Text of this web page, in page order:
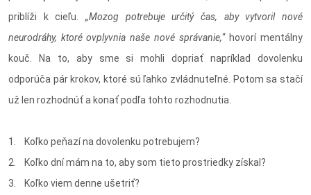
priblíži k cieľu. „Mozog potrebuje určitý čas, aby vytvoril nové
neurodráhy, ktoré ovplyvnia naše nové správanie,“ hovorí mentálny
kouč. Na to, aby sme si mohli dopriať napríklad dovolenku
odporúča pár krokov, ktoré sú ľahko zvládnuteľné. Potom sa stačí
už len rozhodnúť a konať podľa tohto rozhodnutia.
1. Koľko peňazí na dovolenku potrebujem?
2. Koľko dní mám na to, aby som tieto prostriedky získal?
3. Koľko viem denne ušetriť?